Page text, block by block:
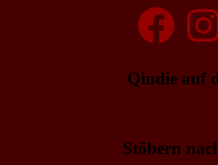
Facebook
Qindie auf
Stöbern